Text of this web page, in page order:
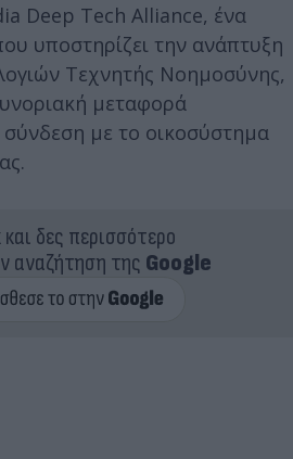
Deep Tech Alliance, ένα
υποστηρίζει την ανάπτυξη
Τεχνητής Νοημοσύνης,
μεταφορά
σύνδεση με το οικοσύστημα
και δες περισσότερο
αναζήτηση της Google